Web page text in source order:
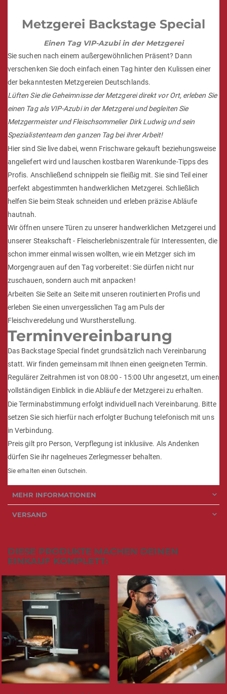
Metzgerei Backstage Special
Einen Tag VIP-Azubi in der Metzgerei
Sie suchen nach einem außergewöhnlichen Präsent? Dann
verschenken Sie doch einfach einen Tag hinter den Kulissen einer
der bekanntesten Metzgereien Deutschlands.
Lüften Sie die Geheimnisse der Metzgerei direkt vor Ort, erleben Sie
einen Tag als VIP-Azubi in der Metzgerei und begleiten Sie
Metzgermeister und Fleischsommelier Dirk Ludwig und sein
Spezialistenteam den ganzen Tag bei ihrer Arbeit!
Hier sind Sie live dabei, wenn Frischware gekauft beziehungsweise
angeliefert wird und lauschen kostbaren Warenkunde-Tipps des
Profis. Anschließend schnippeln sie fleißig mit. Sie sind Teil einer
perfekt abgestimmten handwerklichen Metzgerei. Schließlich
helfen Sie beim Steak schneiden und erleben präzise Abläufe
hautnah.
Wir öffnen unsere Türen zu unserer handwerklichen Metzgerei und
unserer Steakschaft - Fleischerlebniszentrale für Interessenten, die
schon immer einmal wissen wollten, wie ein Metzger sich im
Morgengrauen auf den Tag vorbereitet: Sie dürfen nicht nur
zuschauen, sondern auch mit anpacken!
Arbeiten Sie Seite an Seite mit unseren routinierten Profis und
erleben Sie einen unvergesslichen Tag am Puls der
Fleischveredelung und Wurstherstellung.
Terminvereinbarung
Das Backstage Special findet grundsätzlich nach Vereinbarung
statt. Wir finden gemeinsam mit Ihnen einen geeigneten Termin.
Regulärer Zeitrahmen ist von 08:00 - 15:00 Uhr angesetzt, um einen
vollständigen Einblick in die Abläufe der Metzgerei zu erhalten.
Die Terminabstimmung erfolgt individuell nach Vereinbarung. Bitte
setzen Sie sich hierfür nach erfolgter Buchung telefonisch mit uns
in Verbindung.
Preis gilt pro Person, Verpflegung ist inklusiive. Als Andenken
dürfen Sie ihr nagelneues Zerlegmesser behalten.
Sie erhalten einen Gutschein.
MEHR INFORMATIONEN
VERSAND
DIESE PRODUKTE MACHEN DEINEN
EINKAUF KOMPLETT: